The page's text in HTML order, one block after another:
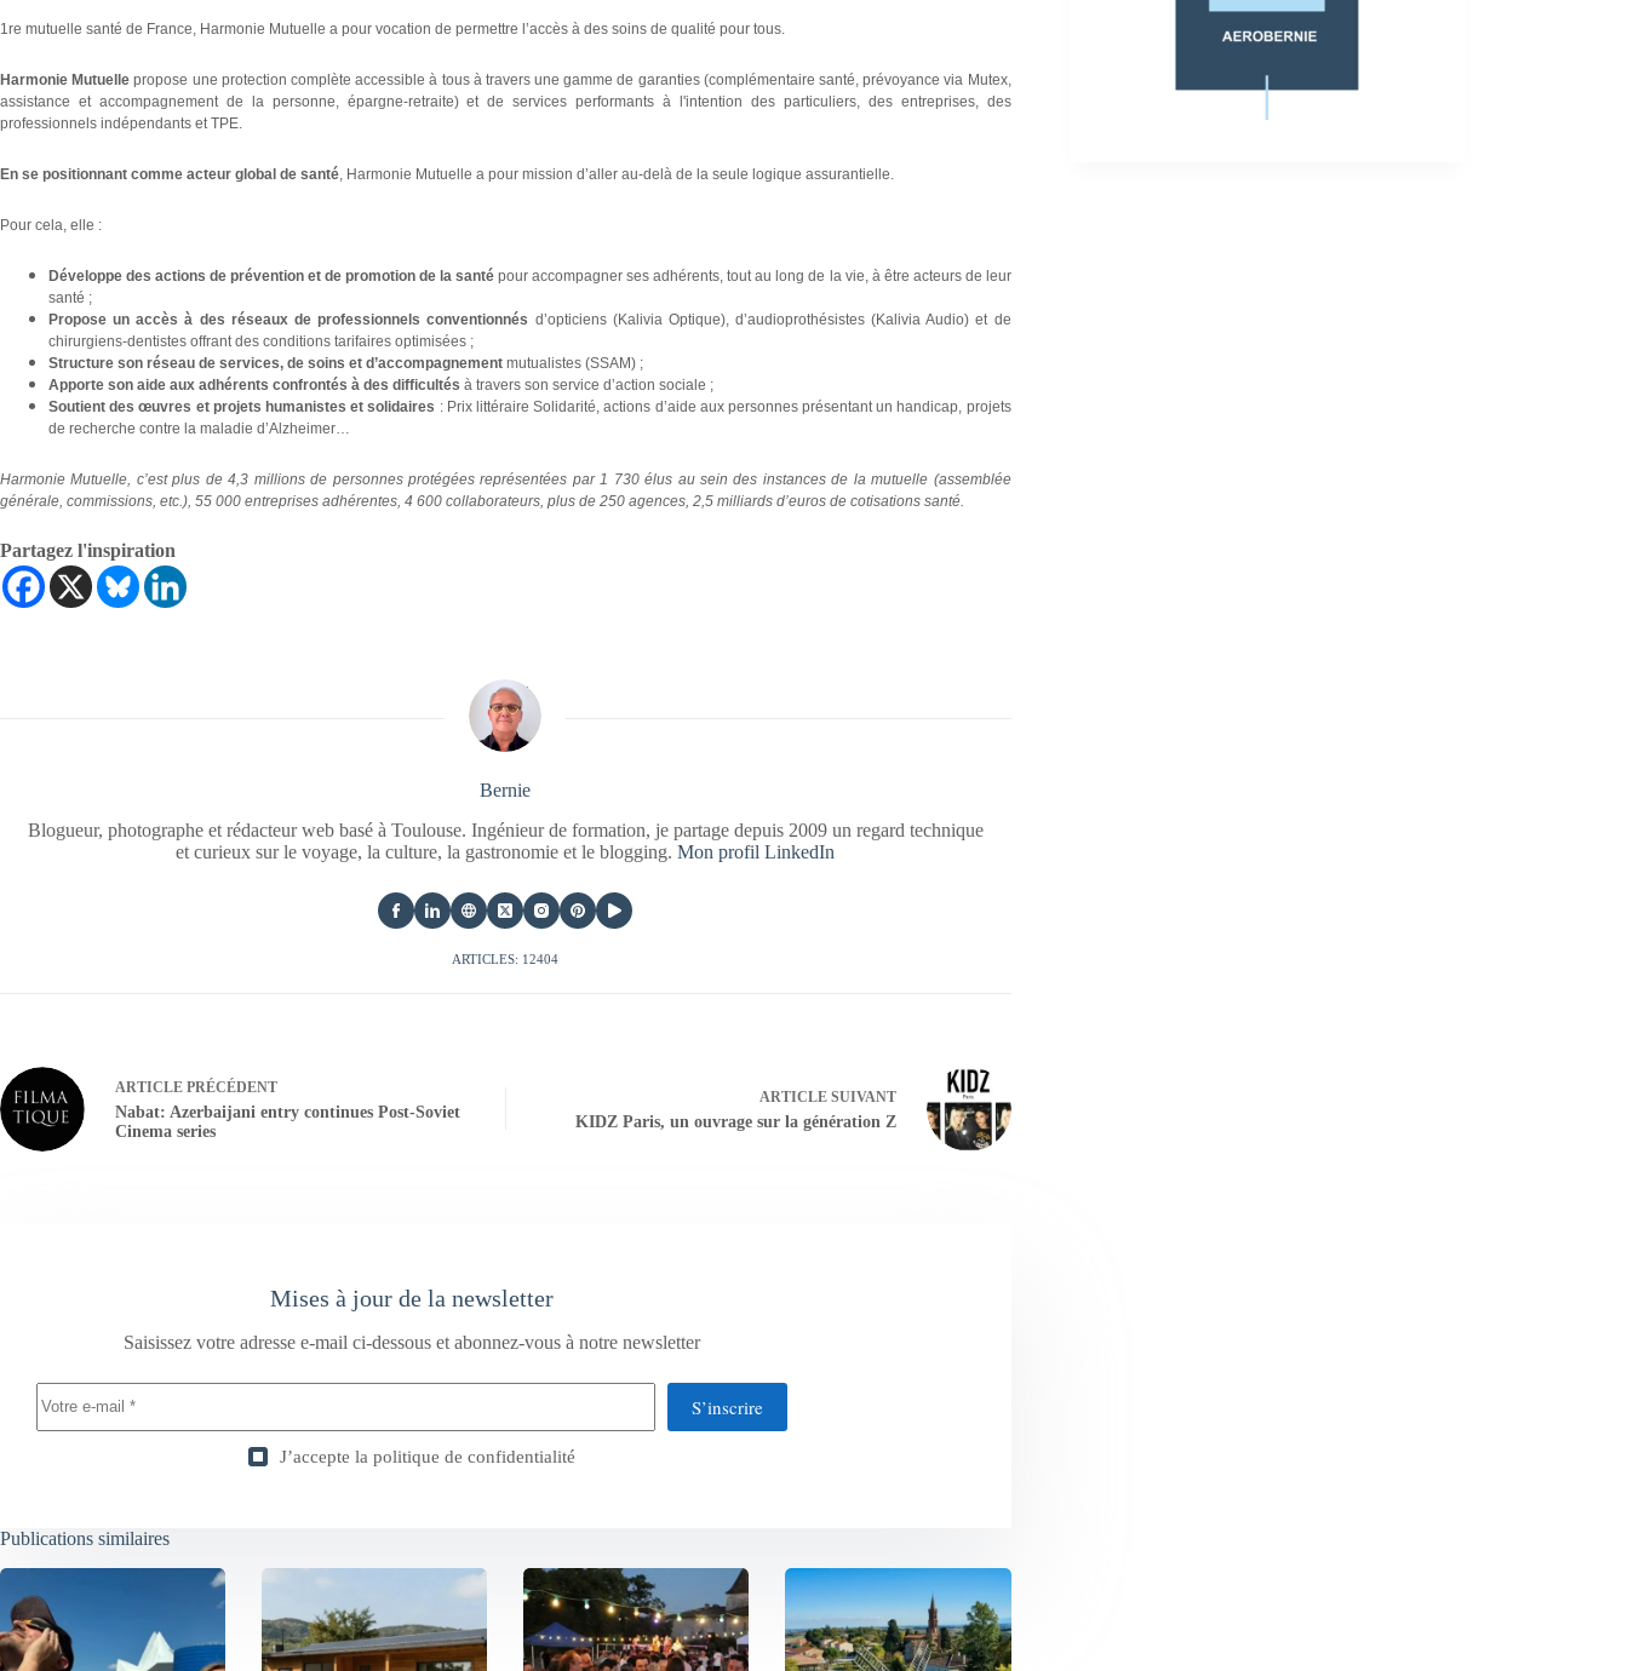
1re mutuelle santé de France, Harmonie Mutuelle a pour vocation de permettre l’accès à des soins de qualité pour tous.
Harmonie Mutuellepropose une protection complète accessible à tous à travers une gamme de garanties (complémentaire santé, prévoyance via Mutex,
assistance et accompagnement de la personne, épargne-retraite) et de services performants à l'intention des particuliers, des entreprises, des
professionnels indépendants et TPE.
En se positionnant comme acteur global de santé, Harmonie Mutuelle a pour mission d’aller au-delà de la seule logique assurantielle.
Pour cela, elle :
Développe des actions de prévention et de promotion de la santépour accompagner ses adhérents, tout au long de la vie, à être acteurs de leur
santé ;
Propose un accès à des réseaux de professionnels conventionnés d’opticiens (Kalivia Optique), d’audioprothésistes (Kalivia Audio) et de
chirurgiens-dentistes offrant des conditions tarifaires optimisées ;
Structure son réseau de services, de soins et d’accompagnement mutualistes (SSAM) ;
Apporte son aide aux adhérents confrontés à des difficultés à travers son service d’action sociale ;
Soutient des œuvres et projets humanistes et solidaires : Prix littéraire Solidarité, actions d’aide aux personnes présentant un handicap, projets
de recherche contre la maladie d’Alzheimer…
Harmonie Mutuelle, c’est plus de 4,3 millions de personnes protégées représentées par 1 730 élus au sein des instances de la mutuelle (assemblée
générale, commissions, etc.), 55 000 entreprises adhérentes, 4 600 collaborateurs, plus de 250 agences, 2,5 milliards d’euros de cotisations santé.
Partagez l'inspiration
Bernie
Blogueur, photographe et rédacteur web basé à Toulouse. Ingénieur de formation, je partage depuis 2009 un regard technique
et curieux sur le voyage, la culture, la gastronomie et le blogging.Mon profil LinkedIn
ARTICLES: 12404
ARTICLE PRÉCÉDENT
Nabat: Azerbaijani entry continues Post-Soviet
Cinema series
ARTICLESUIVANT
KIDZ Paris, un ouvrage sur la génération Z
Mises à jour de la newsletter
Saisissez votre adresse e-mail ci-dessous et abonnez-vous à notre newsletter
S’inscrire
J’accepte la politique de confidentialité
Publications similaires